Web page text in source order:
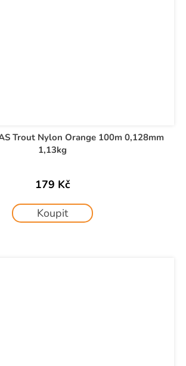
Trout Nylon Orange 100m 0,128mm
1,13kg
179 Kč
Koupit